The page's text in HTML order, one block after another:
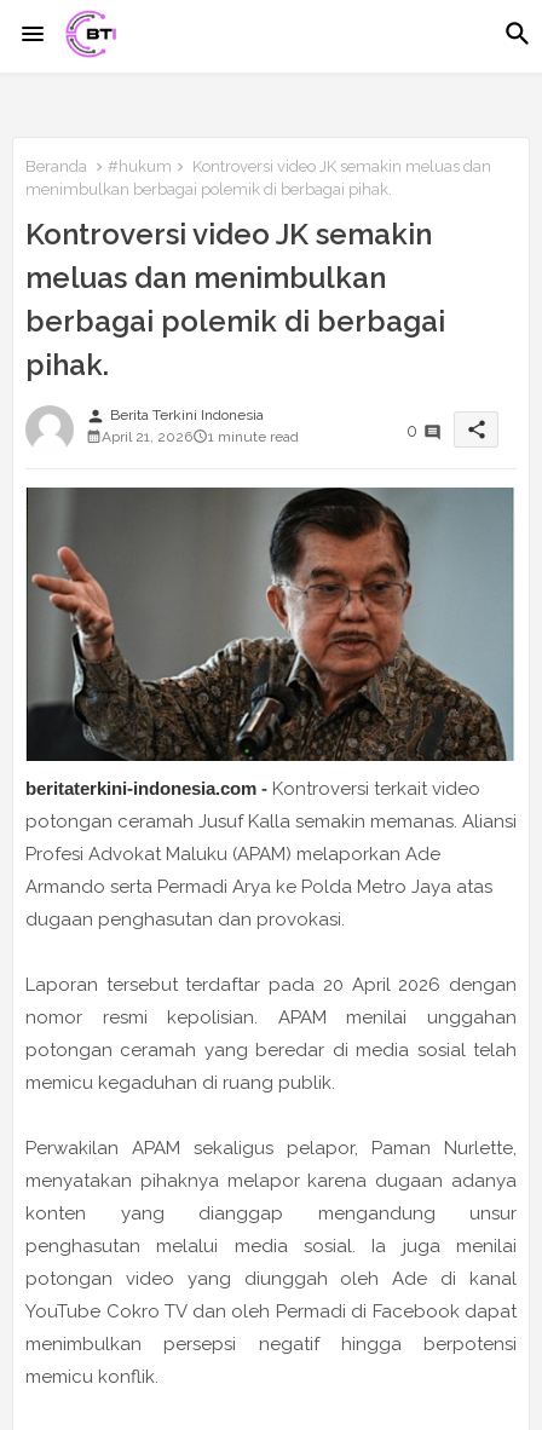
Beranda #hukum
Kontroversi video JK semakin meluas dan
menimbulkan berbagai polemik di berbagai pihak.
Kontroversi video JK semakin
meluas dan menimbulkan
berbagai polemik di berbagai
pihak.
person Berita Terkini Indonesia
April 21, 2026
1 minute read 0 share
beritaterkini-indonesia.com - Kontroversi terkait video
potongan ceramah Jusuf Kalla semakin memanas. Aliansi
Profesi Advokat Maluku (APAM) melaporkan Ade
Armando serta Permadi Arya ke Polda Metro Jaya atas
dugaan penghasutan dan provokasi.
Laporan tersebut terdaftar pada 20 April 2026 dengan
nomor resmi kepolisian. APAM menilai unggahan
potongan ceramah yang beredar di media sosial telah
memicu kegaduhan di ruang publik.
Perwakilan APAM sekaligus pelapor, Paman Nurlette,
menyatakan pihaknya melapor karena dugaan adanya
konten yang dianggap mengandung unsur
penghasutan melalui media sosial. Ia juga menilai
potongan video yang diunggah oleh Ade di kanal
YouTube Cokro TV dan oleh Permadi di Facebook dapat
menimbulkan persepsi negatif hingga berpotensi
memicu konflik.